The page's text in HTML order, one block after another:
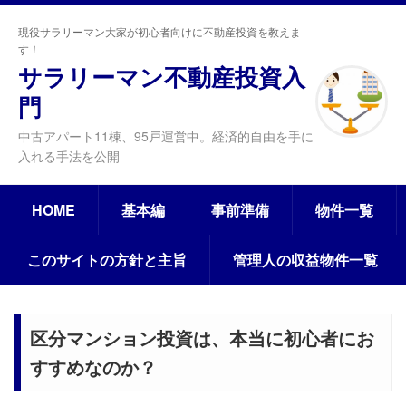
現役サラリーマン大家が初心者向けに不動産投資を教えま
す！
サラリーマン不動産投資入
門
中古アパート11棟、95戸運営中。経済的自由を手に
入れる手法を公開
HOME 基本編 事前準備 物件一覧
このサイトの方針と主旨 管理人の収益物件一覧
区分マンション投資は、本当に初心者にお
すすめなのか？